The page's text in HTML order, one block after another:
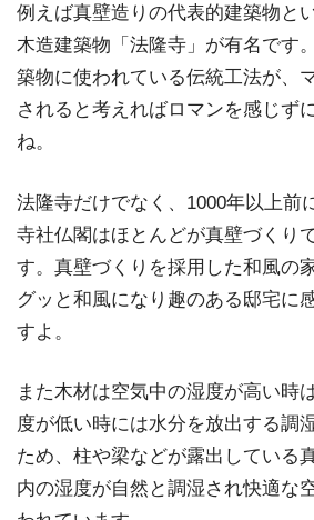
例えば真壁造りの代表的建築物と
木造建築物「法隆寺」が有名です
築物に使われている伝統工法が、
されると考えればロマンを感じず
ね。
法隆寺だけでなく、1000年以上前
寺社仏閣はほとんどが真壁づくり
す。真壁づくりを採用した和風の
グッと和風になり趣のある邸宅に
すよ。
また木材は空気中の湿度が高い時
度が低い時には水分を放出する調
ため、柱や梁などが露出している
内の湿度が自然と調湿され快適な